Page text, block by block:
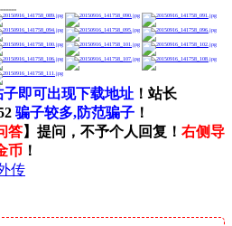
子即可出现下载地址 ！站长
骗子较多,防范骗子 ！
答】提问，不予个人回复！ 右侧导
币 ！
传